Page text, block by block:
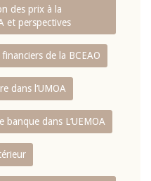
des prix à la
et perspectives
de la BCEAO
dans l‘UMOA
dans L‘UEMOA